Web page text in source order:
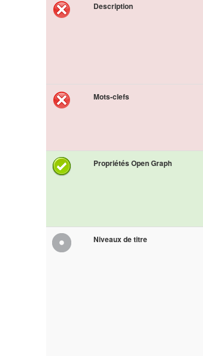
Description
Mots-clefs
Propriétés Open Graph
Niveaux de titre